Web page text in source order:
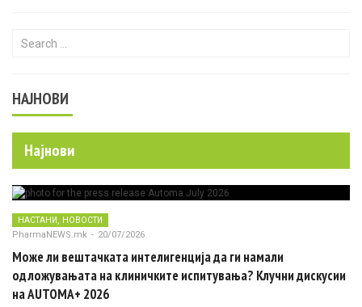
Search for:
НАЈНОВИ
Најнови
НАСТАНИ, НОВОСТИ
PharmaNEWS.mk - 20/07/2026
Може ли вештачката интелигенција да ги намали
одложувањата на клиничките испитувања? Клучни дискусии
на AUTOMA+ 2026